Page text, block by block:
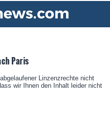
Paris
Linzenzrechte nicht
wir Ihnen den Inhalt leider nicht